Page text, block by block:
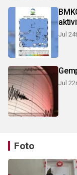
Jul
Jul
Foto